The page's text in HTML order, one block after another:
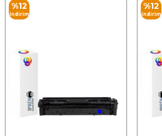
%12
İndirim
%12
İndirim